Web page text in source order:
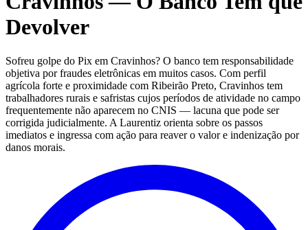
Devolver
Sofreu golpe do Pix em Cravinhos? O banco tem responsabilidade
objetiva por fraudes eletrônicas em muitos casos. Com perfil
agrícola forte e proximidade com Ribeirão Preto, Cravinhos tem
trabalhadores rurais e safristas cujos períodos de atividade no campo
frequentemente não aparecem no CNIS — lacuna que pode ser
corrigida judicialmente. A Laurentiz orienta sobre os passos
imediatos e ingressa com ação para reaver o valor e indenização por
danos morais.